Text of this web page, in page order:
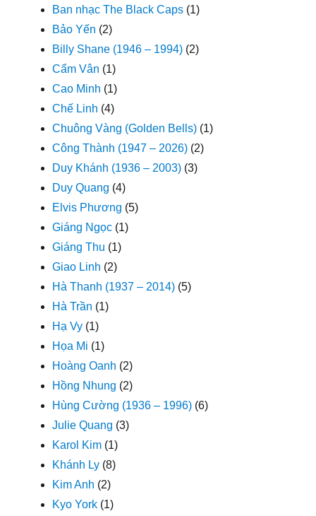
Ban nhạc The Black Caps (1)
Bảo Yến (2)
Billy Shane (1946 – 1994) (2)
Cẩm Vân (1)
Cao Minh (1)
Chế Linh (4)
Chuông Vàng (Golden Bells) (1)
Công Thành (1947 – 2026) (2)
Duy Khánh (1936 – 2003) (3)
Duy Quang (4)
Elvis Phương (5)
Giáng Ngọc (1)
Giáng Thu (1)
Giao Linh (2)
Hà Thanh (1937 – 2014) (5)
Hà Trần (1)
Hạ Vy (1)
Họa Mi (1)
Hoàng Oanh (2)
Hồng Nhung (2)
Hùng Cường (1936 – 1996) (6)
Julie Quang (3)
Karol Kim (1)
Khánh Ly (8)
Kim Anh (2)
Kyo York (1)